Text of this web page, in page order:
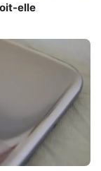
elle